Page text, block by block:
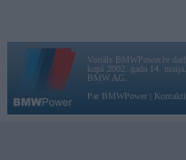
Vortāls BMWPower.lv
kopš 2002. gada 14.
BMW AG.
Par BMWPower
Kontakti